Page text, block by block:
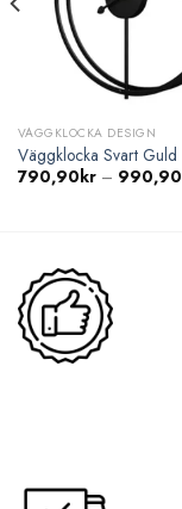
VÄGGKLOCKA DESIGN
Väggklocka Svart Guld
790,90kr – 990,90